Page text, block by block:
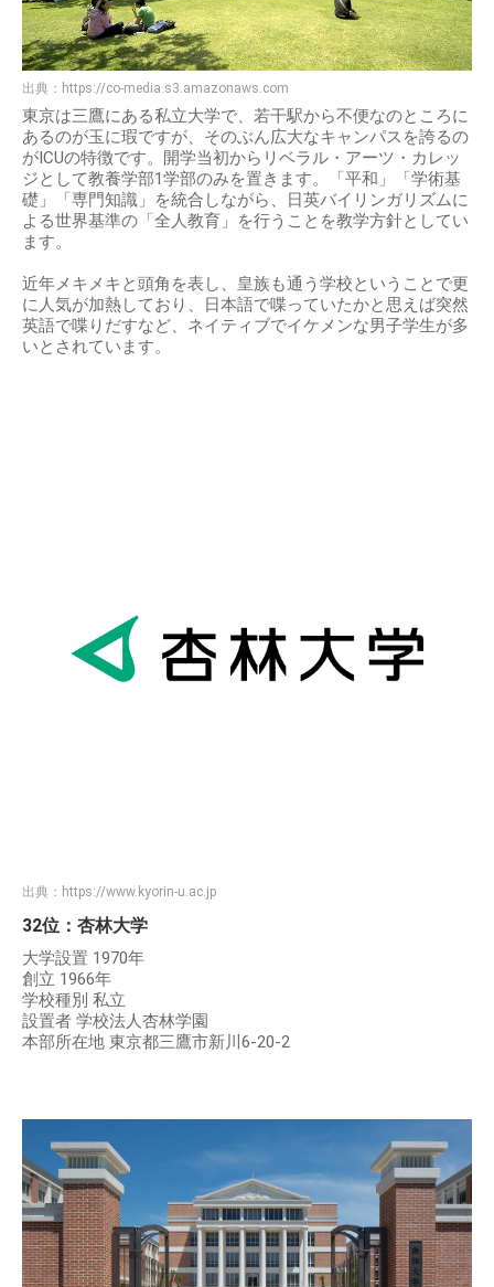
出典： https://co-media.s3.amazonaws.com
東京は三鷹にある私立大学で、若干駅から不便なのところに
あるのが玉に瑕ですが、そのぶん広大なキャンパスを誇るの
がICUの特徴です。開学当初からリベラル・アーツ・カレッ
ジとして教養学部1学部のみを置きます。「平和」「学術基
礎」「専門知識」を統合しながら、日英バイリンガリズムに
よる世界基準の「全人教育」を行うことを教学方針としてい
ます。
近年メキメキと頭角を表し、皇族も通う学校ということで更
に人気が加熱しており、日本語で喋っていたかと思えば突然
英語で喋りだすなど、ネイティブでイケメンな男子学生が多
いとされています。
出典： https://www.kyorin-u.ac.jp
32位：杏林大学
大学設置 1970年
創立 1966年
学校種別 私立
設置者 学校法人杏林学園
本部所在地 東京都三鷹市新川6-20-2